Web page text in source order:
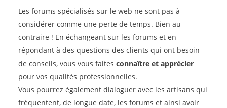
Les forums spécialisés sur le web ne sont pas à
considérer comme une perte de temps. Bien au
contraire ! En échangeant sur les forums et en
répondant à des questions des clients qui ont besoin
de conseils, vous vous faites connaître et apprécier
pour vos qualités professionnelles.
Vous pourrez également dialoguer avec les artisans qui
fréquentent, de longue date, les forums et ainsi avoir